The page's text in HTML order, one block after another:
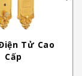
Tử Cao